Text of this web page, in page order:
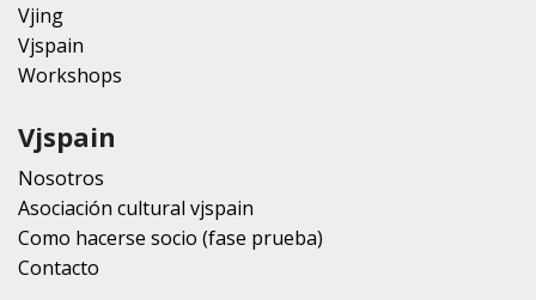
Vjing
Vjspain
Workshops
Vjspain
Nosotros
Asociación cultural vjspain
Como hacerse socio (fase prueba)
Contacto